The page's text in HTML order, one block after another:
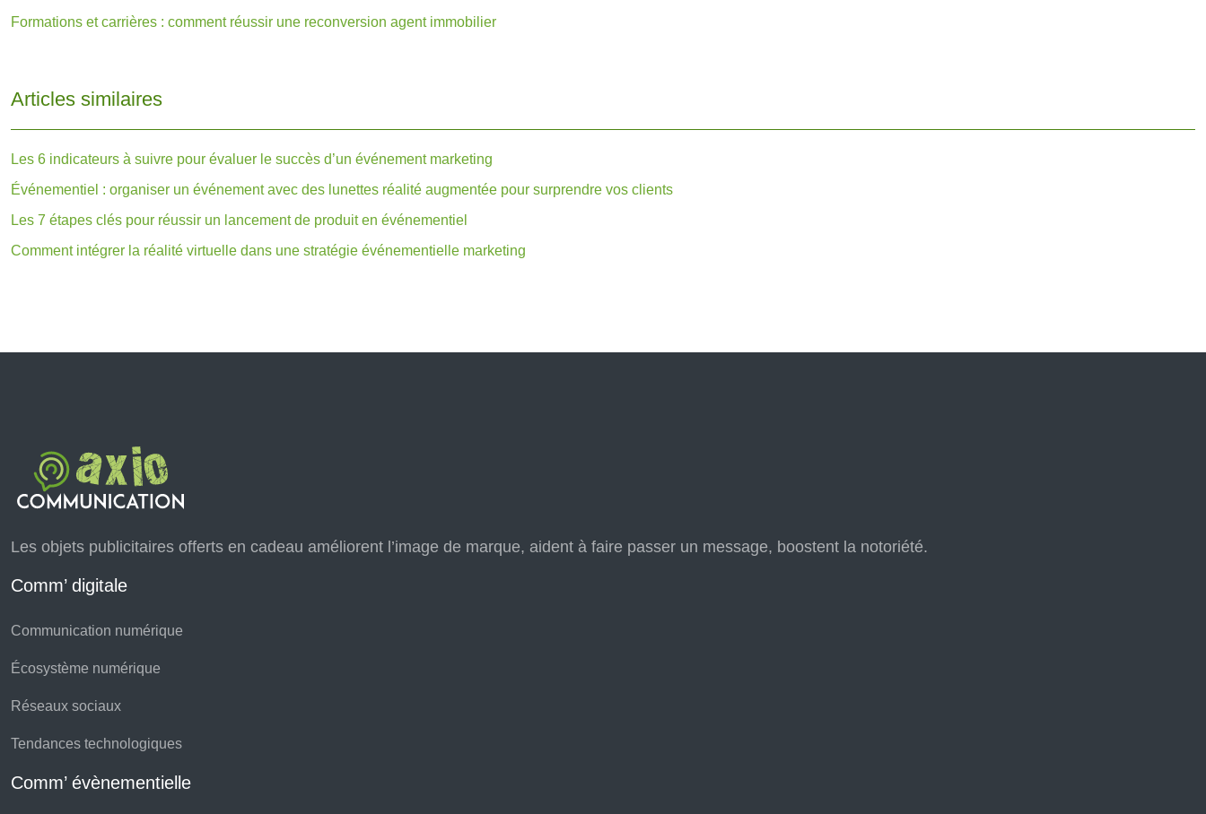
Formations et carrières : comment réussir une reconversion agent immobilier
Articles similaires
Les 6 indicateurs à suivre pour évaluer le succès d’un événement marketing
Événementiel : organiser un événement avec des lunettes réalité augmentée pour surprendre vos clients
Les 7 étapes clés pour réussir un lancement de produit en événementiel
Comment intégrer la réalité virtuelle dans une stratégie événementielle marketing
Les objets publicitaires offerts en cadeau améliorent l’image de marque, aident à faire passer un message, boostent la notoriété.
Comm’ digitale
Communication numérique
Écosystème numérique
Réseaux sociaux
Tendances technologiques
Comm’ évènementielle